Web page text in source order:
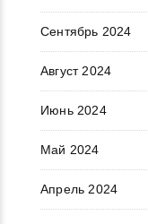
Сентябрь 2024
Август 2024
Июнь 2024
Май 2024
Апрель 2024